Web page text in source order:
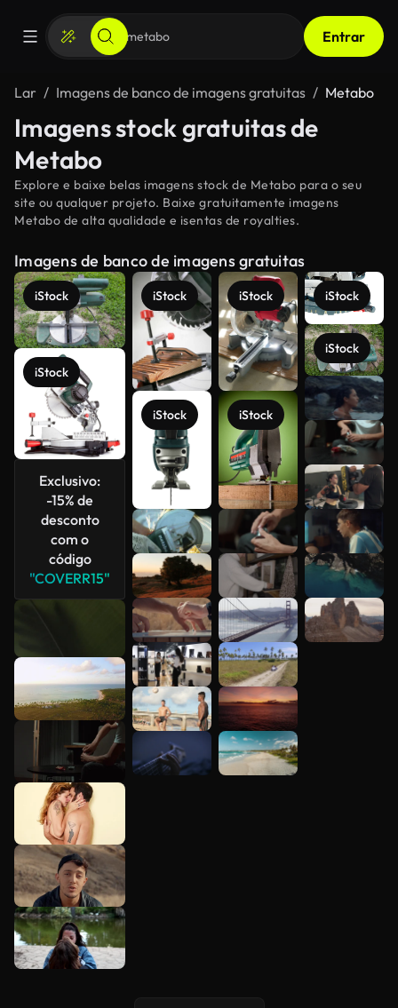
Entrar
Lar Imagens de banco de imagens gratuitas Metabo
Imagens stock gratuitas de
Metabo
Explore e baixe belas imagens stock de Metabo para o seu
site ou qualquer projeto. Baixe gratuitamente imagens
Metabo de alta qualidade e isentas de royalties.
Imagens de banco de imagens gratuitas
iStock
iStock
Exclusivo:
-15% de
desconto
com o
código
"COVERR15"
iStock
iStock
iStock
iStock
iStock
iStock
Veja mais